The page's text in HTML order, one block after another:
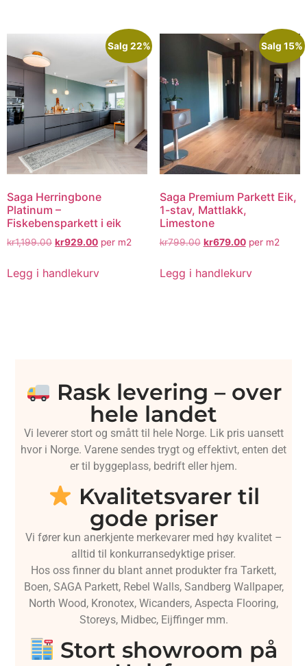
Salg 22%
Saga Herringbone
Platinum –
Fiskebensparkett i eik
kr1,199.00 kr929.00 per m2
Legg i handlekurv
Salg 15%
Saga Premium Parkett Eik,
1-stav, Mattlakk,
Limestone
kr799.00 kr679.00per m2
Legg i handlekurv
Rask levering – over
hele landet
Vi leverer stort og smått til hele Norge. Lik pris uansett
hvor i Norge. Varene sendes trygt og effektivt, enten det
er til byggeplass, bedrift eller hjem.
Kvalitetsvarer til
gode priser
Vi fører kun anerkjente merkevarer med høy kvalitet –
alltid til konkurransedyktige priser.
Hos oss finner du blant annet produkter fra Tarkett,
Boen, SAGA Parkett, Rebel Walls, Sandberg Wallpaper,
North Wood, Kronotex, Wicanders, Aspecta Flooring,
Storeys, Midbec, Eijffinger mm.
Stort showroom på